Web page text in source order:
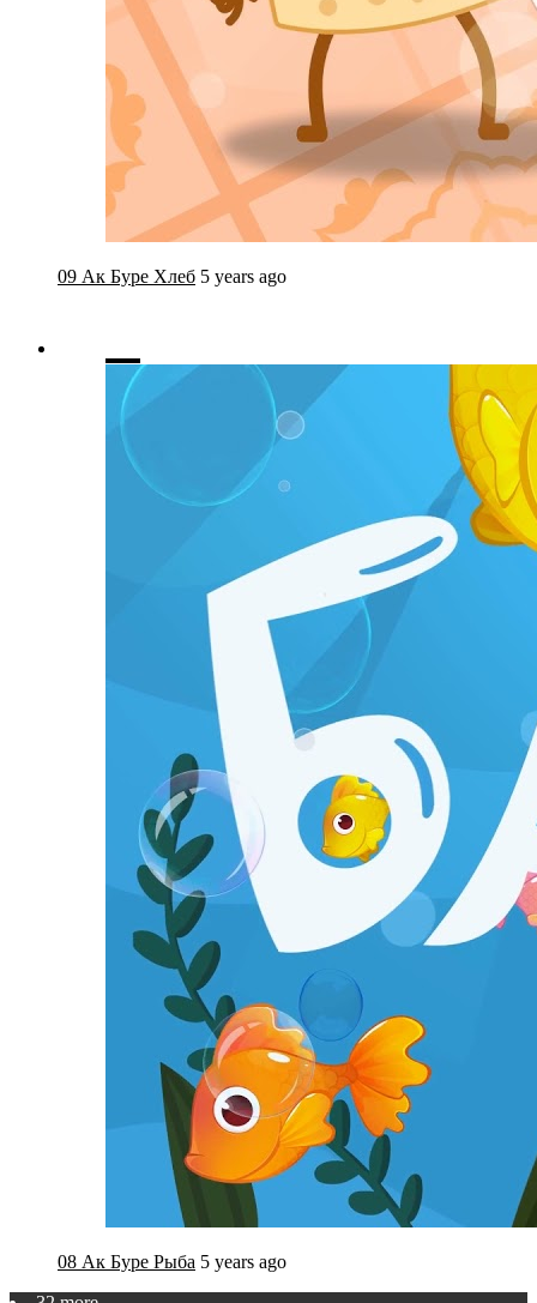
09 Ак Буре Хлеб 5 years ago
08 Ак Буре Рыба 5 years ago